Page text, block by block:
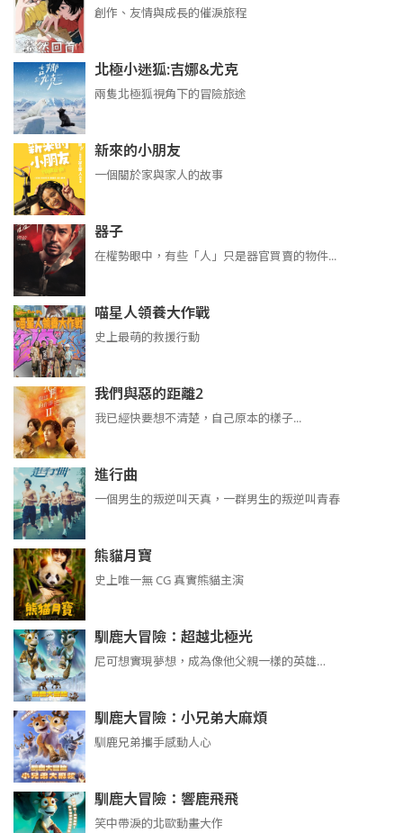
創作、友情與成長的催淚旅程
北極小迷狐:吉娜&尤克
兩隻北極狐視角下的冒險旅途
新來的小朋友
一個關於家與家人的故事
器子
在權勢眼中，有些「人」只是器官買賣的物件...
喵星人領養大作戰
史上最萌的救援行動
我們與惡的距離2
我已經快要想不清楚，自己原本的樣子...
進行曲
​​​一個男生的叛逆叫天真，一群男生的叛逆叫青春
熊貓月寶
史上唯一無 CG 真實熊貓主演
馴鹿大冒險：超越北極光
尼可想實現夢想，成為像他父親一樣的英雄…
馴鹿大冒險：小兄弟大麻煩
馴鹿兄弟攜手感動人心
馴鹿大冒險：響鹿飛飛
笑中帶淚的北歐動畫大作